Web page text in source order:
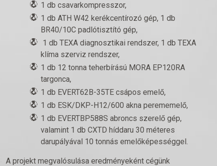
1 db csavarkompresszor,
1 db ATH W42 kerékcentírozó gép, 1 db
BR40/10C padlótisztító gép,
1 db TEXA diagnosztikai rendszer, 1 db TEXA
klíma szerviz rendszer,
1 db 12 tonna teherbírású MORA EP120RA
targonca,
1 db EVERT62B-35TE csápos emelő,
1 db ESK/DKP-H12/600 akna perememelő,
1 db EVERTBP588S abroncs szerelő gép,
valamint 1 db CXTD híddaru 30 méteres
darupályával 10 tonnás emelőképességgel.
A projekt megvalósulása eredményeként cégünk